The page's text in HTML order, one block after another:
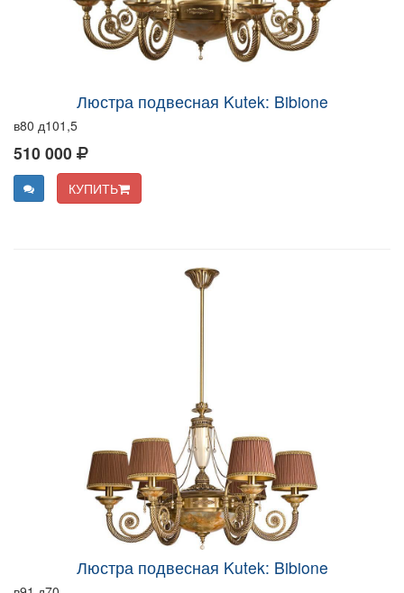
Люстра подвесная Kutek: Bibione
в80 д101,5
510 000
КУПИТЬ
Люстра подвесная Kutek: Bibione